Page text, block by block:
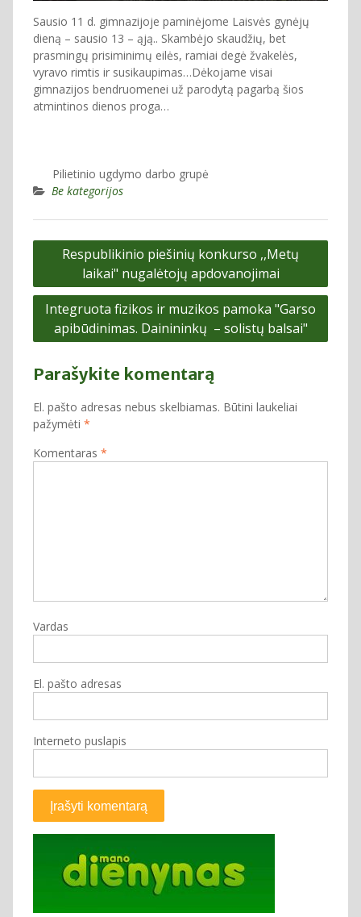
Sausio 11 d. gimnazijoje paminėjome Laisvės gynėjų
dieną – sausio 13 – ąją.. Skambėjo skaudžių, bet
prasmingų prisiminimų eilės, ramiai degė žvakelės,
vyravo rimtis ir susikaupimas…Dėkojame visai
gimnazijos bendruomenei už parodytą pagarbą šios
atmintinos dienos proga…
Pilietinio ugdymo darbo grupė
Be kategorijos
Navigacija
įrašų
Respublikinio piešinių konkurso ,,Metų
laikai" nugalėtojų apdovanojimai
Integruota fizikos ir muzikos pamoka "Garso
apibūdinimas. Dainininkų – solistų balsai"
Parašykite komentarą
El. pašto adresas nebus skelbiamas. Būtini laukeliai
pažymėti *
Komentaras *
Vardas
El. pašto adresas
Interneto puslapis